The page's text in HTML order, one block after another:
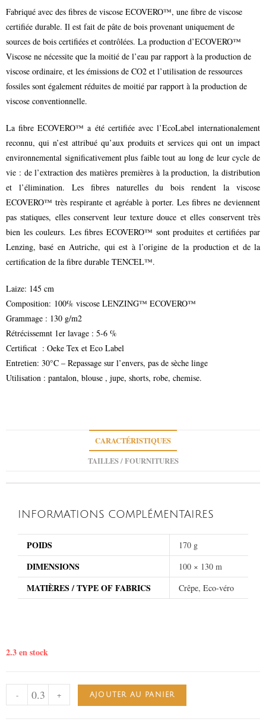
Fabriqué avec des fibres de viscose ECOVERO™, une fibre de viscose
certifiée durable. Il est fait de pâte de bois provenant uniquement de
sources de bois certifiées et contrôlées. La production d’ECOVERO™
Viscose ne nécessite que la moitié de l’eau par rapport à la production de
viscose ordinaire, et les émissions de CO2 et l’utilisation de ressources
fossiles sont également réduites de moitié par rapport à la production de
viscose conventionnelle.
La fibre ECOVERO™ a été certifiée avec l’EcoLabel internationalement
reconnu, qui n’est attribué qu’aux produits et services qui ont un impact
environnemental significativement plus faible tout au long de leur cycle de
vie : de l’extraction des matières premières à la production, la distribution
et l’élimination. Les fibres naturelles du bois rendent la viscose
ECOVERO™ très respirante et agréable à porter. Les fibres ne deviennent
pas statiques, elles conservent leur texture douce et elles conservent très
bien les couleurs. Les fibres ECOVERO™ sont produites et certifiées par
Lenzing, basé en Autriche, qui est à l’origine de la production et de la
certification de la fibre durable TENCEL™.
Laize: 145 cm
Composition: 100% viscose LENZING™ ECOVERO™
Grammage : 130 g/m2
Rétrécissemnt 1er lavage : 5-6 %
Certificat : Oeke Tex et Eco Label
Entretien: 30°C – Repassage sur l’envers, pas de sèche linge
Utilisation : pantalon, blouse , jupe, shorts, robe, chemise.
CARACTÉRISTIQUES
TAILLES / FOURNITURES
INFORMATIONS COMPLÉMENTAIRES
POIDS 170 g
DIMENSIONS 100 × 130 m
MATIÈRES / TYPE OF FABRICS Crêpe, Eco-véro
2.3 en stock
- + AJOUTER AU PANIER